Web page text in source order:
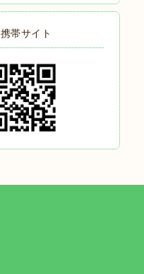
携帯サイト